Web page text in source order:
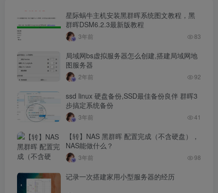
星际蜗牛主机安装黑群晖系统图文教程，黑
群晖DSM6.2.3最新版教程
3年前 83
局域网bs虚拟服务器怎么创建,搭建局域网地
图服务器
2年前 92
ssd linux 硬盘备份,SSD最佳备份良伴 群晖3
步搞定系统备份
3年前 41
【转】NAS 黑群晖 配置完成（不含硬盘），
NAS能做什么？
3年前 98
记录一次搭建家用小型服务器的经历